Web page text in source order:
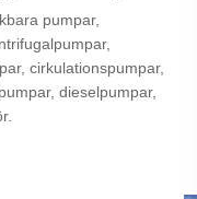
pumpar,
cirkulationspumpar,
dieselpumpar,